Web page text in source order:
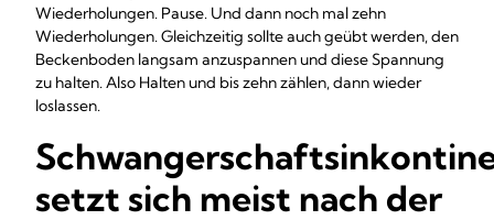
Wiederholungen. Pause. Und dann noch mal zehn
Wiederholungen. Gleichzeitig sollte auch geübt werden, den
Beckenboden langsam anzuspannen und diese Spannung
zu halten. Also Halten und bis zehn zählen, dann wieder
loslassen.
setzt sich meist nach der